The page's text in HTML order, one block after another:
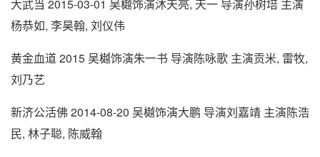
大武当 2015-03-01 吴樾饰演沐天亮, 天一 导演孙树培 主演
杨恭如, 李昊翰, 刘仪伟
黄金血道 2015 吴樾饰演朱一书 导演陈咏歌 主演贡米, 雷牧,
刘乃艺
新济公活佛 2014-08-20 吴樾饰演大鹏 导演刘嘉靖 主演陈浩
民, 林子聪, 陈威翰